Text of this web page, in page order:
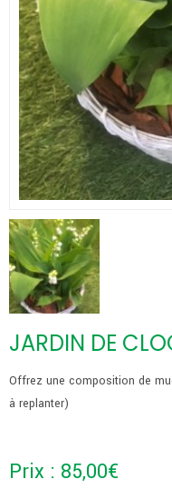
JARDIN DE
Offrez une composition de
à replanter)
Prix : 85,00€